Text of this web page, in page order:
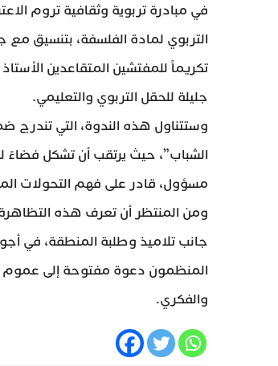
في مبادرة تربوية وثقافية تروم
التربوي لمادة الفلسفة، بتنسيق مع
تكريماً للمفتشين المتقاعدين
جليلة للحقل التربوي والتعليمي.
وستتناول هذه الندوة، التي
الشباب”، حيث يرتقب أن تشكل فضاءً
مسؤول، قادر على فهم التحولات
ومن المنتظر أن تعرف هذه التظاهرة
جانب تلاميذ وطلبة المنطقة، في
المنظمون دعوة مفتوحة إلى عموم
والفكري.